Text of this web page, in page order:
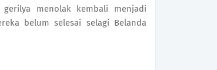
menolak kembali menjadi
belum selesai selagi Belanda